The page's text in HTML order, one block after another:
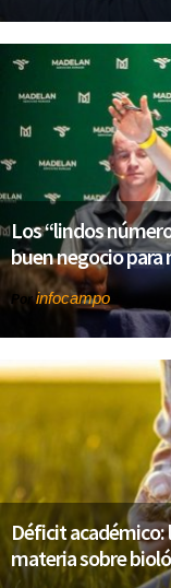
Los “lindos
buen negocio para
Porinfocampo
Déficit académico:
materia sobre